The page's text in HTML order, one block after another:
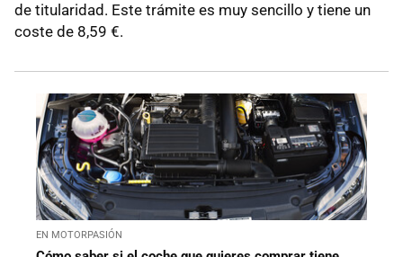
de titularidad. Este trámite es muy sencillo y tiene un
coste de 8,59 €.
EN MOTORPASIÓN